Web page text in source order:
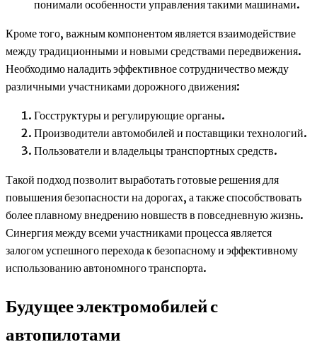
понимали особенности управления такими машинами.
Кроме того, важным компонентом является взаимодействие
между традиционными и новыми средствами передвижения.
Необходимо наладить эффективное сотрудничество между
различными участниками дорожного движения:
Госструктуры и регулирующие органы.
Производители автомобилей и поставщики технологий.
Пользователи и владельцы транспортных средств.
Такой подход позволит выработать готовые решения для
повышения безопасности на дорогах, а также способствовать
более плавному внедрению новшеств в повседневную жизнь.
Синергия между всеми участниками процесса является
залогом успешного перехода к безопасному и эффективному
использованию автономного транспорта.
Будущее электромобилей с
автопилотами